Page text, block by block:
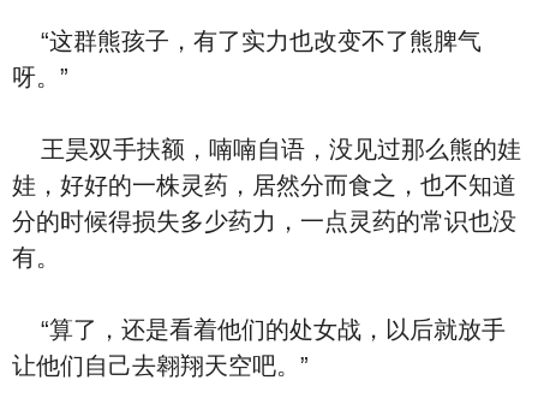
“这群熊孩子，有了实力也改变不了熊脾气
呀。”
王昊双手扶额，喃喃自语，没见过那么熊的娃
娃，好好的一株灵药，居然分而食之，也不知道
分的时候得损失多少药力，一点灵药的常识也没
有。
“算了，还是看着他们的处女战，以后就放手
让他们自己去翱翔天空吧。”